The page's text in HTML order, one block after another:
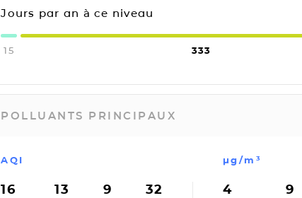
Jours par an à ce niveau
15 333
POLLUANTS PRINCIPAUX
AQI
16 13 9 32
µg/m³
4 9